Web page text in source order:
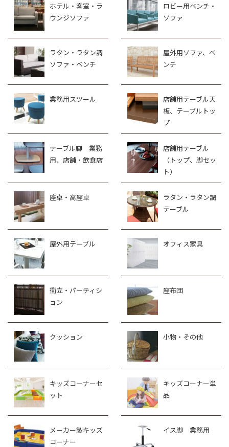
ホテル・客室・ラ
ウンジソファ
ロビー用ベンチ・
ソファ
ラタン・ラタン調
ソファ・ベンチ
屋外用ソファ、ベ
ンチ
業務用スツール
店舗用テーブル天
板、テーブルトッ
プ
テーブル脚 業務
用、店舗・飲食店
店舗用テーブル
（トップ、脚セッ
ト）
座卓・高座卓
ラタン・ラタン調
テーブル
屋外用テーブル オフィス家具
衝立・パーティシ
ョン
座布団
クッション 小物・その他
キッズコーナーセ
ット
キッズコーナー単
品
メーカー製キッズ
コーナー
イス脚 業務用